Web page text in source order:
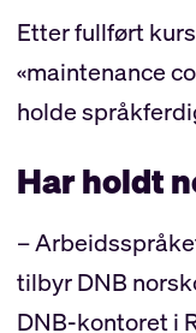
Etter fullført
«maintenance
holde
Har holdt
–
tilbyr DNB
DNB-kontoret i